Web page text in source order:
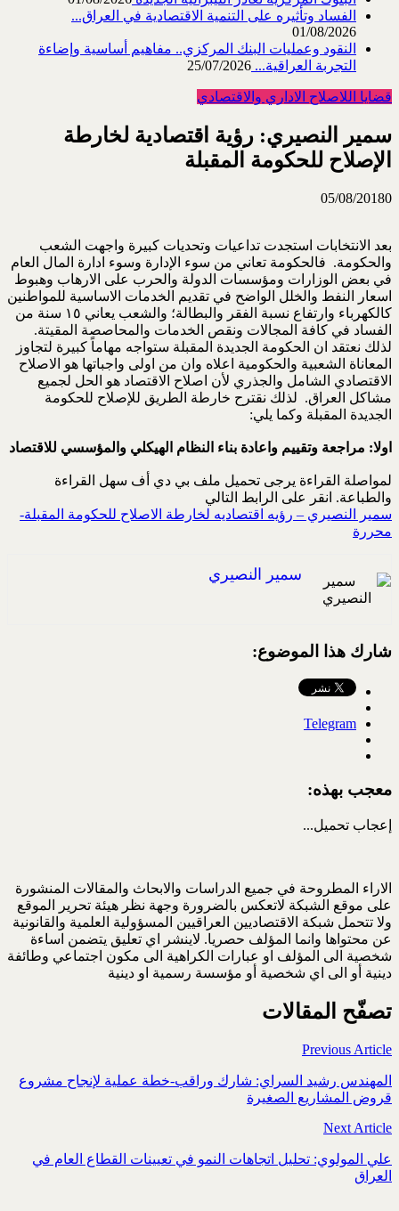
الفساد وتأثيره على التنمية الاقتصادية في العراق...
01/08/2026
النقود وعمليات البنك المركزي.. مفاهيم أساسية وإضاءة
التجربة العراقية... 25/07/2026
قضايا اللاصلاح الاداري والاقتصادي
سمير النصيري: رؤية اقتصادية لخارطة
الإصلاح للحكومة المقبلة
05/08/20180
بعد الانتخابات استجدت تداعيات وتحديات كبيرة واجهت الشعب
والحكومة. فالحكومة تعاني من سوء الإدارة وسوء ادارة المال العام
في بعض الوزارات ومؤسسات الدولة والحرب على الارهاب وهبوط
اسعار النفط والخلل الواضح في تقديم الخدمات الاساسية للمواطنين
كالكهرباء وارتفاع نسبة الفقر والبطالة؛ والشعب يعاني ١٥ سنة من
الفساد في كافة المجالات ونقص الخدمات والمحاصصة المقيتة.
لذلك نعتقد ان الحكومة الجديدة المقبلة ستواجه مهاماً كبيرة لتجاوز
المعاناة الشعبية والحكومية اعلاه وان من اولى واجباتها هو الاصلاح
الاقتصادي الشامل والجذري لأن اصلاح الاقتصاد هو الحل لجميع
مشاكل العراق. لذلك نقترح خارطة الطريق للإصلاح للحكومة
الجديدة المقبلة وكما يلي:
اولا: مراجعة وتقييم واعادة بناء النظام الهيكلي والمؤسسي للاقتصاد
لمواصلة القراءة يرجى تحميل ملف بي دي أف سهل القراءة
والطباعة. انقر على الرابط التالي
سمير النصيري – رؤيه اقتصاديه لخارطة الاصلاح للحكومة المقبلة-
محررة
سمير النصيري
شارك هذا الموضوع:
Telegram
معجب بهذه:
إعجاب تحميل...
الاراء المطروحة في جميع الدراسات والابحاث والمقالات المنشورة
على موقع الشبكة لاتعكس بالضرورة وجهة نظر هيئة تحرير الموقع
ولا تتحمل شبكة الاقتصاديين العراقيين المسؤولية العلمية والقانونية
عن محتواها وانما المؤلف حصريا. لاينشر اي تعليق يتضمن اساءة
شخصية الى المؤلف او عبارات الكراهية الى مكون اجتماعي وطائفة
دينية أو الى اي شخصية أو مؤسسة رسمية او دينية
تصفّح المقالات
Previous Article
المهندس رشيد السراي: شارك وراقب-خطة عملية لإنجاح مشروع
قروض المشاريع الصغيرة
Next Article
علي المولوي: تحليل اتجاهات النمو في تعيينات القطاع العام في
العراق